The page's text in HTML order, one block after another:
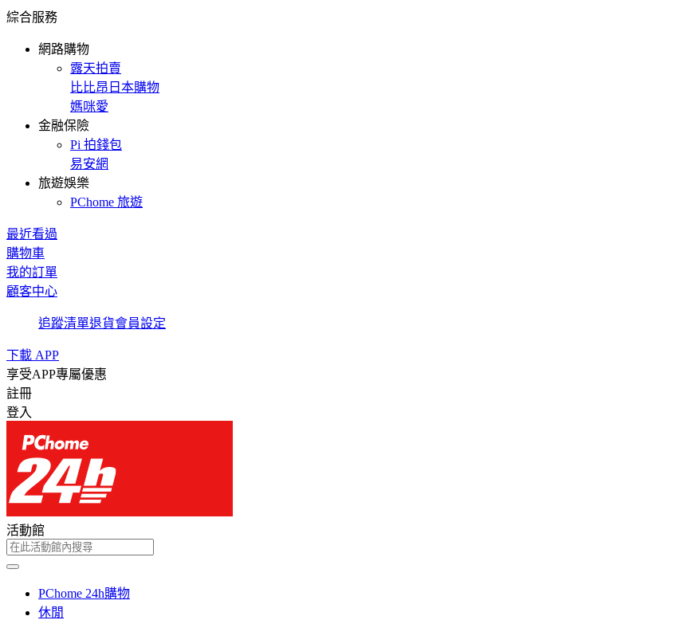
綜合服務
網路購物
露天拍賣
比比昂日本購物
媽咪愛
金融保險
Pi 拍錢包
易安網
旅遊娛樂
PChome 旅遊
最近看過
購物車
我的訂單
顧客中心
追蹤清單退貨會員設定
下載 APP
享受APP專屬優惠
註冊
登入
活動館
PChome 24h購物
休閒